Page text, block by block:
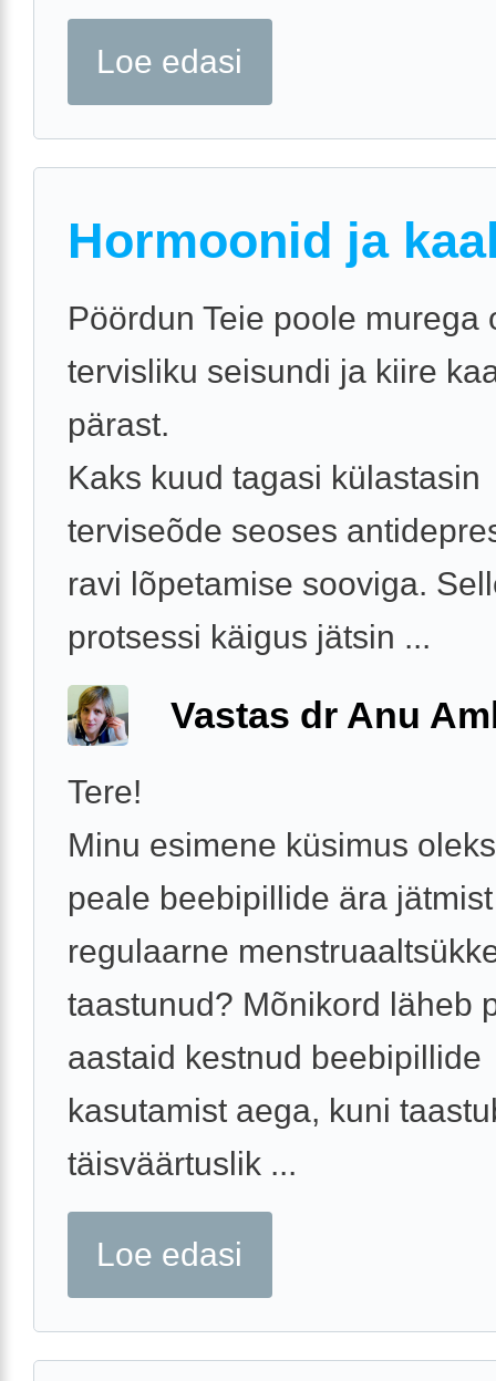
Loe edasi
Hormoonid ja
Pöördun Teie poole murega
tervisliku seisundi ja kiire
pärast.
Kaks kuud tagasi külastasin
terviseõde seoses
ravi lõpetamise sooviga.
protsessi käigus jätsin ...
Vastas dr Anu
Tere!
Minu esimene küsimus
peale beebipillide ära
regulaarne
taastunud? Mõnikord läheb
aastaid kestnud beebipillide
kasutamist aega, kuni
täisväärtuslik ...
Loe edasi